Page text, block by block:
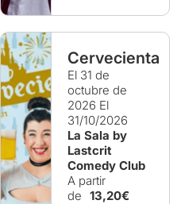
Cervecienta
El 31 de
octubre de
2026 El
31/10/2026
La Sala by
Lastcrit
Comedy Club
A partir
de 13,20€